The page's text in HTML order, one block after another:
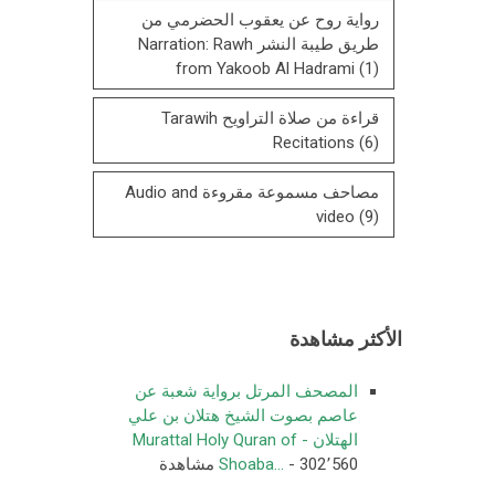
رواية روح عن يعقوب الحضرمي من
طريق طيبة النشر Narration: Rawh
from Yakoob Al Hadrami (1)
قراءة من صلاة التراويح Tarawih
Recitations (6)
مصاحف مسموعة مقروءة Audio and
video (9)
الأكثر مشاهدة
المصحف المرتل برواية شعبة عن
عاصم بصوت الشيخ هتلان بن علي
الهتلان - Murattal Holy Quran of
Shoaba...
- 302٬560 مشاهدة